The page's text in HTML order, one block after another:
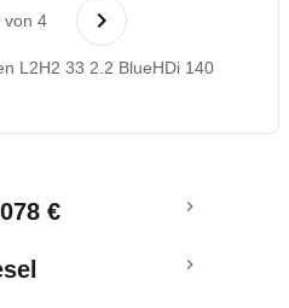
von 4
L2H2 33 2.2 BlueHDi 140
€